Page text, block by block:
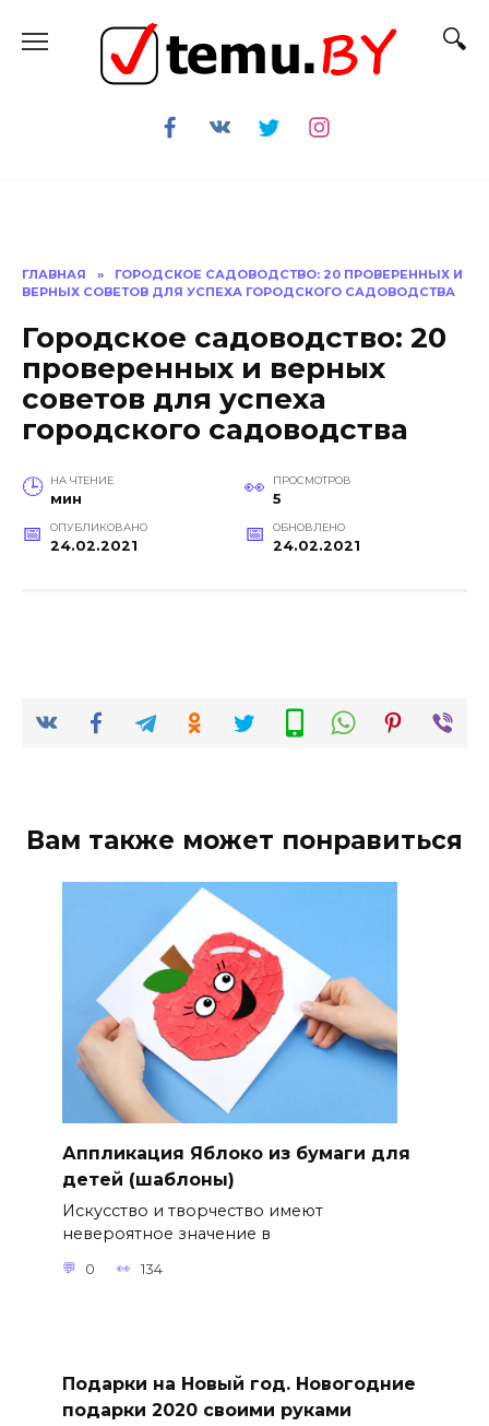
содержанию
ГЛАВНАЯ »
ГОРОДСКОЕ САДОВОДСТВО: 20 ПРОВЕРЕННЫХ И
ВЕРНЫХ СОВЕТОВ ДЛЯ УСПЕХА ГОРОДСКОГО САДОВОДСТВА
Городское садоводство: 20
проверенных и верных
советов для успеха
городского садоводства
НА ЧТЕНИЕ
мин
ПРОСМОТРОВ
5
ОПУБЛИКОВАНО
24.02.2021
ОБНОВЛЕНО
24.02.2021
Вам также может понравиться
Аппликация Яблоко из бумаги для
детей (шаблоны)
Искусство и творчество имеют
невероятное значение в
0 134
Подарки на Новый год. Новогодние
подарки 2020 своими руками